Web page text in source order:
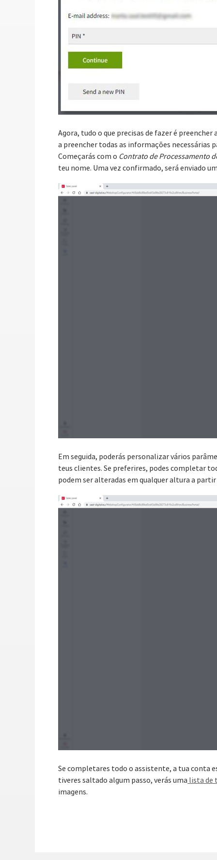
Agora, tudo o que precisas de fazer é
a preencher todas as informações necessárias
Começarás com o Contrato de Processamento
teu nome. Uma vez confirmado, será enviado
Em seguida, poderás personalizar vários
teus clientes. Se preferires, podes completar
podem ser alteradas em qualquer altura a
Se completares todo o assistente, a tua conta
tiveres saltado algum passo, verás uma lista de
imagens.